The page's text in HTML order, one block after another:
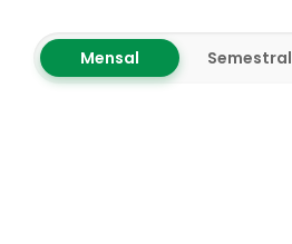
Mensal Semestral